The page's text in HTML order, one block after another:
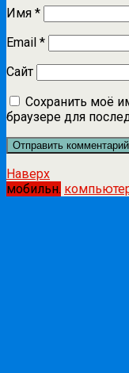
Имя *
Email *
Сайт
Сохранить моё
браузере для
Наверх
мобильн.